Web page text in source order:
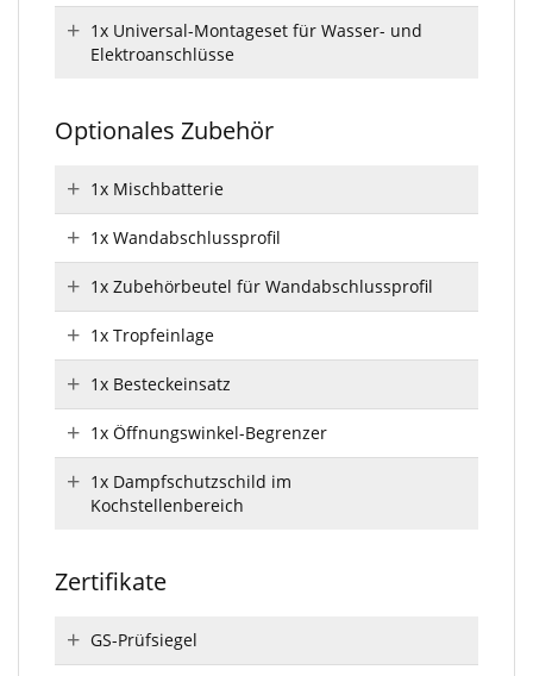
1x Universal-Montageset für Wasser- und
Elektroanschlüsse
Optionales Zubehör
1x Mischbatterie
1x Wandabschlussprofil
1x Zubehörbeutel für Wandabschlussprofil
1x Tropfeinlage
1x Besteckeinsatz
1x Öffnungswinkel-Begrenzer
1x Dampfschutzschild im
Kochstellenbereich
Zertifikate
GS-Prüfsiegel